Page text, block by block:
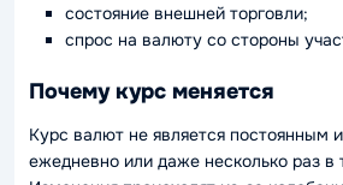
состояние внешней торговли;
спрос на валюту со стороны
Почему курс меняется
Курс валют не является постоянным
ежедневно или даже несколько раз в